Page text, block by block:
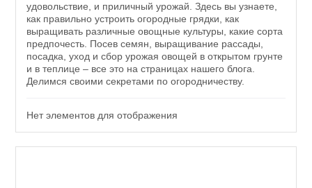
удовольствие, и приличный урожай. Здесь вы узнаете,
как правильно устроить огородные грядки, как
выращивать различные овощные культуры, какие сорта
предпочесть. Посев семян, выращивание рассады,
посадка, уход и сбор урожая овощей в открытом грунте
и в теплице – все это на страницах нашего блога.
Делимся своими секретами по огородничеству.
Нет элементов для отображения